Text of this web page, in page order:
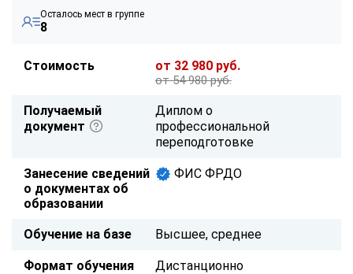
Осталось мест в группе
8
Стоимость от 32 980 руб.
от 54 980 руб.
Получаемый
документ
Диплом о
профессиональной
переподготовке
Занесение сведений
о документах об
образовании
ФИС ФРДО
Обучение на базе Высшее, среднее
Формат обучения Дистанционно